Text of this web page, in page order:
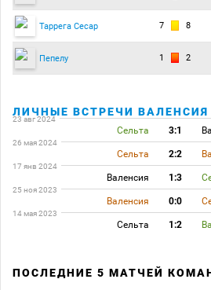
Таррега Сесар 7 8
Пепелу 1 2
ЛИЧНЫЕ ВСТРЕЧИ ВАЛЕНСИЯ
23 авг 2024
Сельта 3:1
26 мая 2024
Сельта 2:2
17 янв 2024
Валенсия 1:3
25 ноя 2023
Валенсия 0:0
14 мая 2023
Сельта 1:2
ПОСЛЕДНИЕ 5 МАТЧЕЙ